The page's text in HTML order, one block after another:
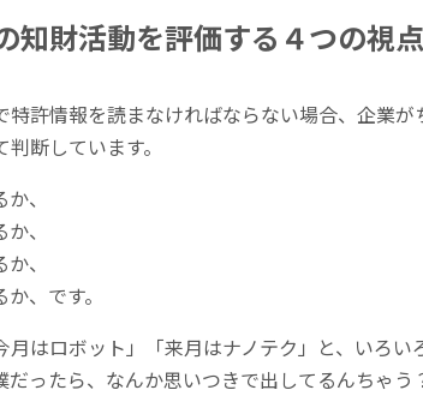
知財活動を評価する４つの視点
許情報を読まなければならない場合、企業が
断しています。
、
、
、
、です。
はロボット」「来月はナノテク」と、いろ
だったら、なんか思いつきで出してるんちゃ